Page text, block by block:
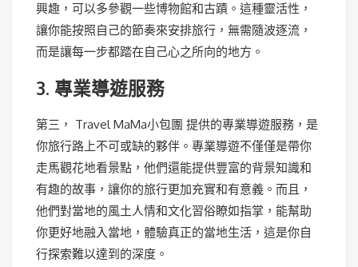
興趣，可以多參觀一些博物館和古蹟。這種靈活性，
讓你能按照自己的節奏來安排旅行，無需隨波逐流，
而是讓每一步都踏在自己心之所向的地方。
3. 專業導遊服務
第三， Travel MaMa小包團 提供的專業導遊服務，是
你旅行路上不可或缺的夥伴。專業導遊不僅僅是帶你
走馬觀花地看景點，他們還能提供豐富的背景知識和
有趣的故事，讓你的旅行更加充實和有意義。而且，
他們對當地的風土人情和文化習俗瞭如指掌，能幫助
你更好地融入當地，體驗真正的當地生活，這是你自
行探索難以達到的深度。